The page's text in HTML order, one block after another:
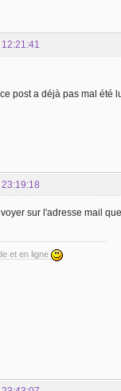
post a déjà pas mal été
sur l'adresse mail
et en ligne